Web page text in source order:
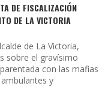
DE FISCALIZACIÓN
DE LA VICTORIA
de La Victoria,
sobre el gravísimo
con las mafias
y